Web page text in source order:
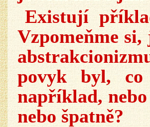
Existují
Vzpomeňme
povyk byl, co
například,
nebo špatně?